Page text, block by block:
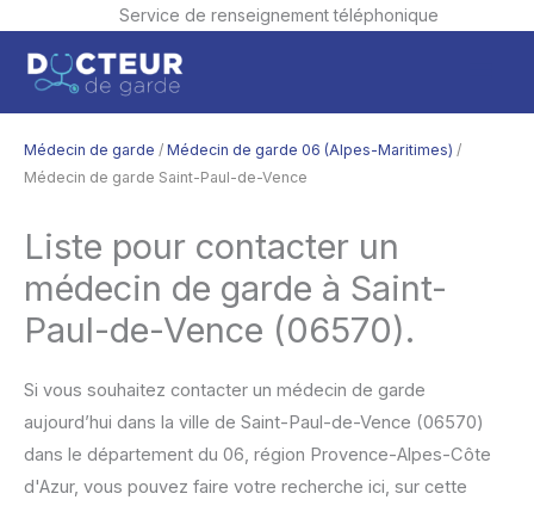
Service de renseignement téléphonique
contenu
Médecin de garde / Médecin de garde 06 (Alpes-Maritimes) /
Médecin de garde Saint-Paul-de-Vence
Liste pour contacter un
médecin de garde à Saint-
Paul-de-Vence (06570).
Si vous souhaitez contacter un médecin de garde
aujourd’hui dans la ville de Saint-Paul-de-Vence (06570)
dans le département du 06, région Provence-Alpes-Côte
d'Azur, vous pouvez faire votre recherche ici, sur cette